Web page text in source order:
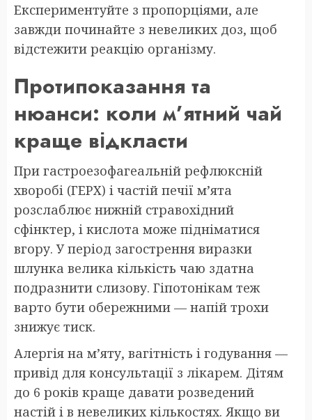
Експериментуйте з пропорціями, але
завжди починайте з невеликих доз, щоб
відстежити реакцію організму.
Протипоказання та
нюанси: коли м’ятний чай
краще відкласти
При гастроезофагеальній рефлюксній
хворобі (ГЕРХ) і частій печії м’ята
розслаблює нижній стравохідний
сфінктер, і кислота може підніматися
вгору. У період загострення виразки
шлунка велика кількість чаю здатна
подразнити слизову. Гіпотонікам теж
варто бути обережними — напій трохи
знижує тиск.
Алергія на м’яту, вагітність і годування —
привід для консультації з лікарем. Дітям
до 6 років краще давати розведений
настій і в невеликих кількостях. Якщо ви